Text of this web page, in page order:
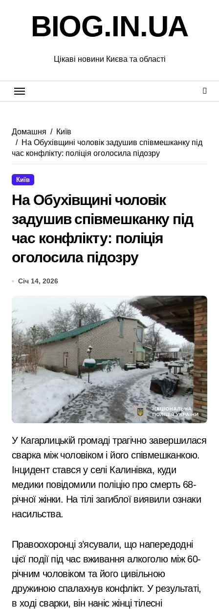
BIOG.IN.UA
Цікаві новини Києва та області
Домашня
Київ
На Обухівщині чоловік задушив співмешканку під
час конфлікту: поліція оголосила підозру
Київ
На Обухівщині чоловік
задушив співмешканку під
час конфлікту: поліція
оголосила підозру
Січ 14, 2026
У Кагарлицькій громаді трагічно завершилася
сварка між чоловіком і його співмешканкою.
Інцидент стався у селі Калинівка, куди
медики повідомили поліцію про смерть 68-
річної жінки. На тілі загиблої виявили ознаки
насильства.
Правоохоронці з’ясували, що напередодні
цієї події під час вживання алкоголю між 60-
річним чоловіком та його цивільною
дружиною спалахнув конфлікт. У результаті,
в ході сварки, він наніс жінці тілесні